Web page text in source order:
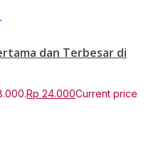
dan Terbesar di
Rp 24.000Current price